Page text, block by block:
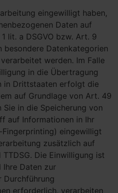
eingewilligt haben,
Daten auf
lit. a DSGVO bzw. Art. 9
besondere Datenkategorien
werden. Im Falle
in die Übertragung
in Drittstaaten erfolgt die
auf Grundlage von Art. 49
Sie in die Speicherung von
auf Informationen in Ihr
eingewilligt
zusätzlich auf
Die Einwilligung ist
Ihre Daten zur
Durchführung
erforderlich, verarbeiten